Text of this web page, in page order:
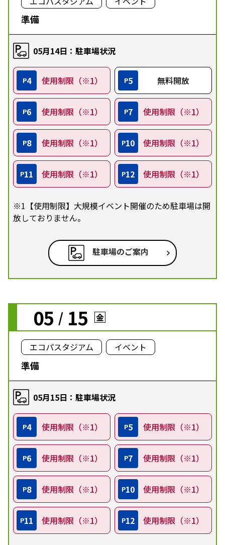
準備
05月14日：駐車場状況
P4 使用制限（※1） P5 無料開放
P6 使用制限（※1） P7 使用制限（※1）
P8 使用制限（※1） P10 使用制限（※1）
P11 使用制限（※1） P12 使用制限（※1）
※1【使用制限】大規模イベント開催のため駐車場は開
放しておりません。
駐車場のご案内
05 / 15 金
エコパスタジアム イベント
準備
05月15日：駐車場状況
P4 使用制限（※1） P5 使用制限（※1）
P6 使用制限（※1） P7 使用制限（※1）
P8 使用制限（※1） P10 使用制限（※1）
P11 使用制限（※1） P12 使用制限（※1）